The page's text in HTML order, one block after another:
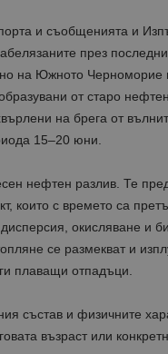
и съобщенията и
през
на Южното Черноморие
от старо
на брега от
15–20 юни.
нефтен разлив. Те
които с времето са
окисляване и
се размекват и
плаващи отпадъци.
състав и физичните
възраст или